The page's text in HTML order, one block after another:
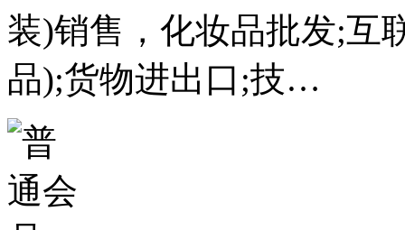
装)销售，化妆品批发;互
品);货物进出口;技…